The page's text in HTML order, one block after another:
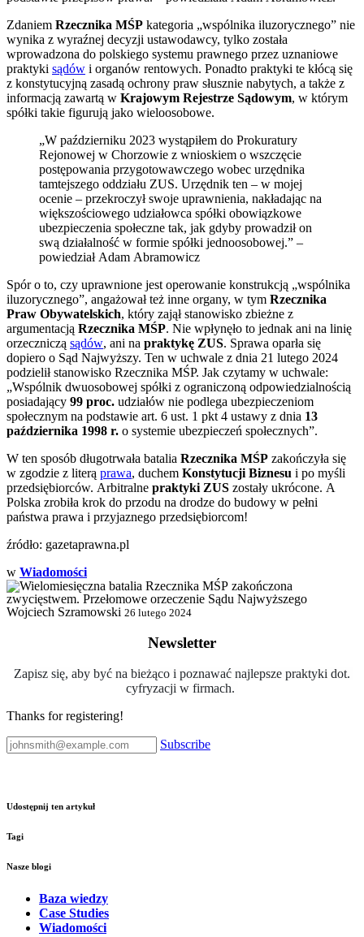
Zdaniem Rzecznika MŚP kategoria „wspólnika iluzorycznego” nie
wynika z wyraźnej decyzji ustawodawcy, tylko została
wprowadzona do polskiego systemu prawnego przez uznaniowe
praktyki sądów i organów rentowych. Ponadto praktyki te kłócą się
z konstytucyjną zasadą ochrony praw słusznie nabytych, a także z
informacją zawartą w Krajowym Rejestrze Sądowym, w którym
spółki takie figurują jako wieloosobowe.
„W październiku 2023 wystąpiłem do Prokuratury
Rejonowej w Chorzowie z wnioskiem o wszczęcie
postępowania przygotowawczego wobec urzędnika
tamtejszego oddziału ZUS. Urzędnik ten – w mojej
ocenie – przekroczył swoje uprawnienia, nakładając na
większościowego udziałowca spółki obowiązkowe
ubezpieczenia społeczne tak, jak gdyby prowadził on
swą działalność w formie spółki jednoosobowej.” –
powiedział Adam Abramowicz
Spór o to, czy uprawnione jest operowanie konstrukcją „wspólnika
iluzorycznego”, angażował też inne organy, w tym Rzecznika
Praw Obywatelskich, który zajął stanowisko zbieżne z
argumentacją Rzecznika MŚP. Nie wpłynęło to jednak ani na linię
orzeczniczą sądów, ani na praktykę ZUS. Sprawa oparła się
dopiero o Sąd Najwyższy. Ten w uchwale z dnia 21 lutego 2024
podzielił stanowisko Rzecznika MŚP. Jak czytamy w uchwale:
„Wspólnik dwuosobowej spółki z ograniczoną odpowiedzialnością
posiadający 99 proc. udziałów nie podlega ubezpieczeniom
społecznym na podstawie art. 6 ust. 1 pkt 4 ustawy z dnia 13
października 1998 r. o systemie ubezpieczeń społecznych”.
W ten sposób długotrwała batalia Rzecznika MŚP zakończyła się
w zgodzie z literą prawa, duchem Konstytucji Biznesu i po myśli
przedsiębiorców. Arbitralne praktyki ZUS zostały ukrócone. A
Polska zrobiła krok do przodu na drodze do budowy w pełni
państwa prawa i przyjaznego przedsiębiorcom!
źródło: gazetaprawna.pl
w Wiadomości
Wojciech Szramowski 26 lutego 2024
Newsletter
Zapisz się, aby być na bieżąco i poznawać najlepsze praktyki dot.
cyfryzacji w firmach.
Thanks for registering!
Subscribe
Udostępnij ten artykuł
Tagi
Nasze blogi
Baza wiedzy
Case Studies
Wiadomości